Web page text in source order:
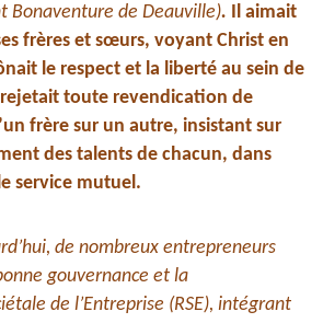
Bonaventure de Deauville). Il aimait
frères et sœurs, voyant Christ en
le respect et la liberté au sein de
toute revendication de
frère sur un autre, insistant sur
des talents de chacun, dans
service mutuel.
de nombreux entrepreneurs
gouvernance et la
de l’Entreprise (RSE), intégrant